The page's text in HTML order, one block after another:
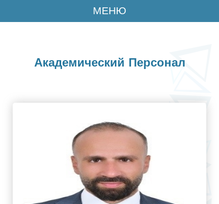
МЕНЮ
Академический Персонал